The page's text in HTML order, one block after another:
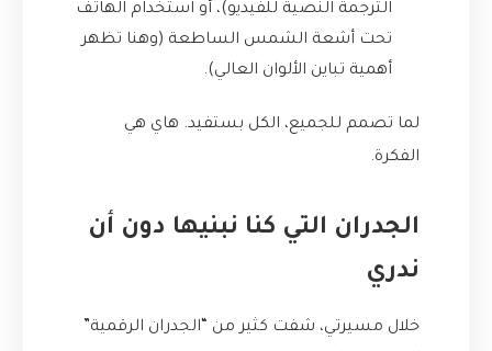
الترجمة النصية للفيديو)، أو استخدام الهاتف
تحت أشعة الشمس الساطعة (وهنا تظهر
أهمية تباين الألوان العالي).
لما تصمم للجميع، الكل بستفيد. هاي هي
الفكرة.
الجدران التي كنا نبنيها دون أن
ندري
خلال مسيرتي، شفت كثير من “الجدران الرقمية”